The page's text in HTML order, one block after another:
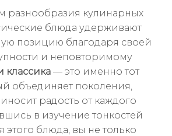
разнообразия кулинарных
блюда удерживают
позицию благодаря своей
и неповторимому
— это именно тот
объединяет поколения,
радость от каждого
в изучение тонкостей
этого блюда, вы не только